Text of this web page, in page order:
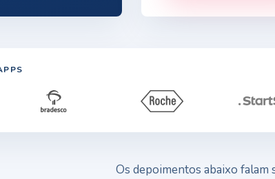
Os depoimentos abaixo falam